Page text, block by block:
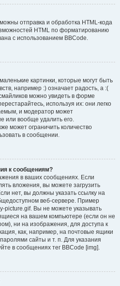
отправка и обработка HTML-кода
HTML по форматированию
с использованием BBCode.
картинки, которые могут быть
например :) означает радость, а :(
можно увидеть в форме
используя их: они легко
и модератор может
или вообще удалить его.
может ограничить количество
в сообщении.
к сообщениям?
в ваших сообщениях. Если
вложения, вы можете загрузить
нет, вы должны указать ссылку на
веб-сервере. Пример
picture.gif. Вы не можете указывать
на вашем компьютере (если он не
ни на изображения, для доступа к
как, например, на почтовые ящики
сайты и т. п. Для указания
в сообщениях тег BBCode [img].